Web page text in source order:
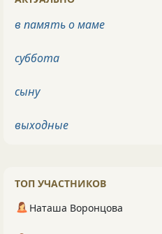
в память о маме
суббота
сыну
выходные
ТОП УЧАСТНИКОВ
Наташа Воронцова